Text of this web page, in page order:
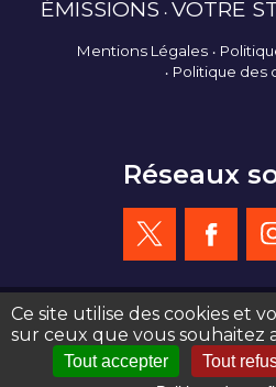
ÉMISSIONS VOTRE
Mentions Légales
Politique des
Réseaux
création site web : agence de
Ce site utilise des cookies et
sur ceux que vous souhaitez
Tout accepter Tout